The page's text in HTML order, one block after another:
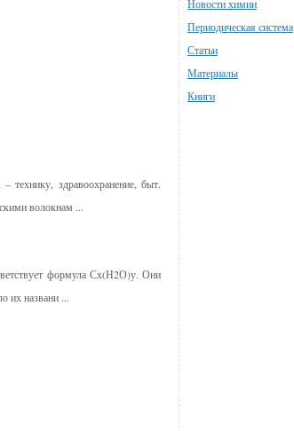
технику, здравоохранение, быт.
волокнам ...
формула Сх(Н2О)у. Они
их названи ...
Новости химии
Периодическая система
Статьи
Материалы
Книги